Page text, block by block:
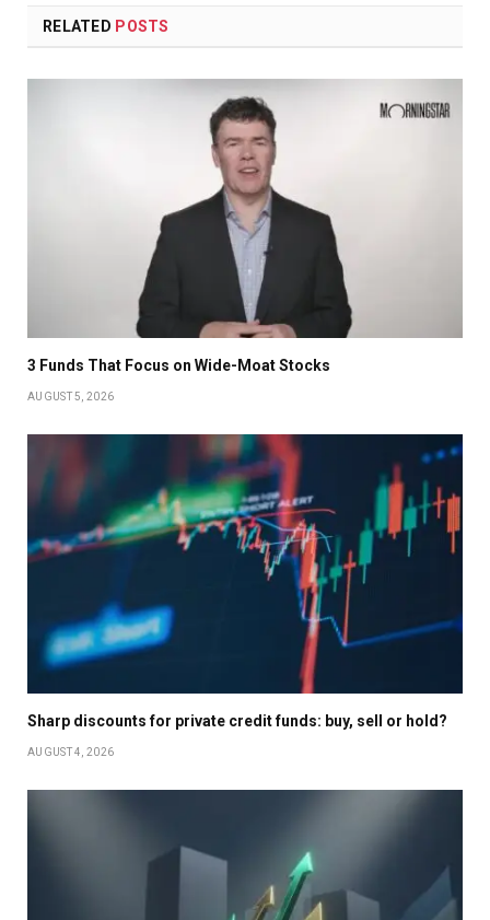
RELATED POSTS
3 Funds That Focus on Wide-Moat Stocks
AUGUST 5, 2026
Sharp discounts for private credit funds: buy, sell or hold?
AUGUST 4, 2026